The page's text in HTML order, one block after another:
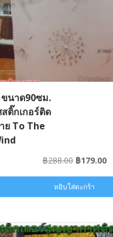
ขนาด90ซม.
ติ๊กเกอร์ติด
ย To The
฿288.00 Original
was:
฿288.00.
฿179.00
฿
หยิบใส่ตะกร้า